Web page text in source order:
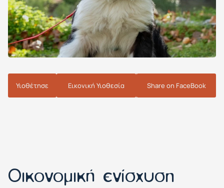
Υιοθέτησε Εικονική Υιοθεσία Share on FaceBook
Οικονομική ενίσχυση